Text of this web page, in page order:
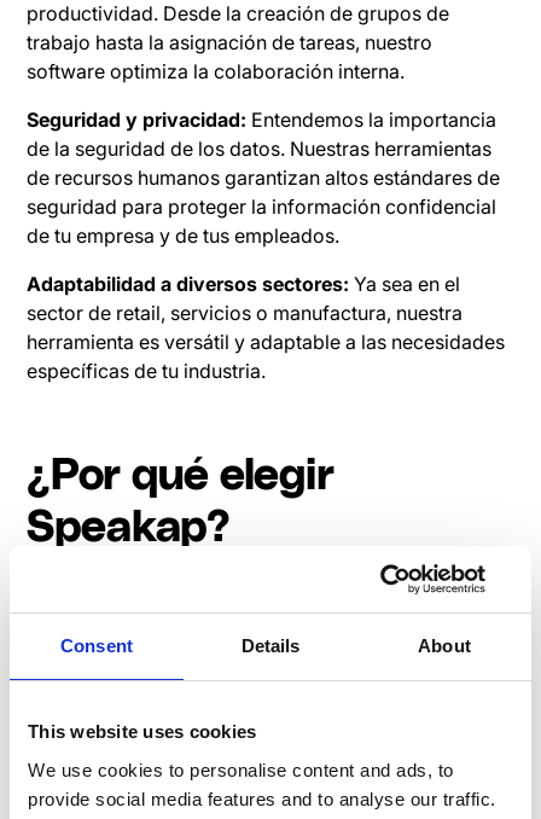
Consent Details About
This website uses cookies
We use cookies to personalise content and ads, to
provide social media features and to analyse our traffic.
productividad. Desde la creación de grupos de
trabajo hasta la asignación de tareas, nuestro
software optimiza la colaboración interna.
Seguridad y privacidad: Entendemos la importancia
de la seguridad de los datos. Nuestras herramientas
de recursos humanos garantizan altos estándares de
seguridad para proteger la información confidencial
de tu empresa y de tus empleados.
Adaptabilidad a diversos sectores: Ya sea en el
sector de retail, servicios o manufactura, nuestra
herramienta es versátil y adaptable a las necesidades
específicas de tu industria.
¿Por qué elegir
Speakap?
Somos la opción ideal para aquellas empresas que
buscan una solución integral y efectiva para la gestión
de recursos humanos. Nuestro software no solo
simplifica la comunicación interna, sino que también
humanos están diseñadas para mejorar la
comunicación, fortalecer la colaboración y optimizar